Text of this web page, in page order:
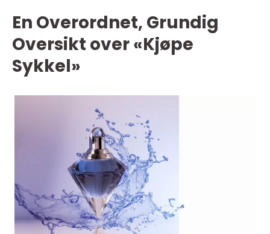
En Overordnet, Grundig
Oversikt over «Kjøpe
Sykkel»